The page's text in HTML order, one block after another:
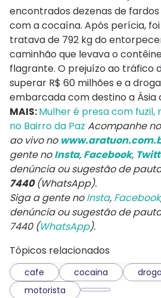
encontrados dezenas de
com a cocaína. Após perícia,
tratava de 792 kg do
caminhão que levava o
flagrante. O prejuízo ao tráfico
superar R$ 60 milhões e a
embarcada com destino a Ásia
MAIS:Mulher é presa com fuzil,
no Bairro da Paz Acompanhe
ao vivo no
gente noInsta, Facebook,
denúncia ou sugestão de
7440(WhatsApp).
Siga a gente noInsta, Facebook
denúncia ou sugestão de
7440 (WhatsApp).
Tópicos relacionados
cafe cocaina droga
motorista